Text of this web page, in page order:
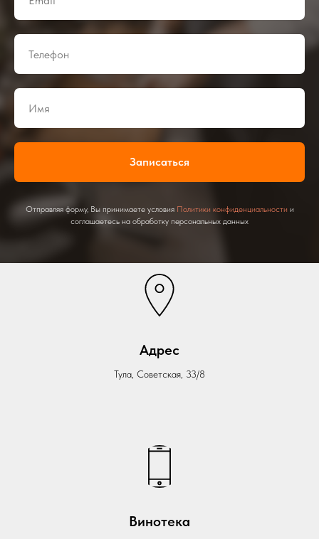
Записаться
Отправляя форму, Вы принимаете условия Политики конфиденциальности и
соглашаетесь на обработку персональных данных
Адрес
Тула, Советская, 33/8
Винотека